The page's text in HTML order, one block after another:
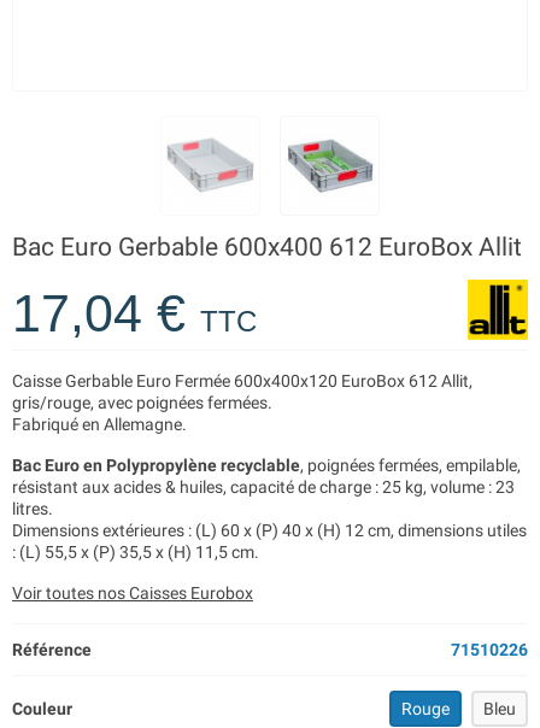
Bac Euro Gerbable 600x400 612 EuroBox Allit
17,04 € TTC
Caisse Gerbable Euro Fermée 600x400x120 EuroBox 612 Allit,
gris/rouge, avec poignées fermées.
Fabriqué en Allemagne.
Bac Euro en Polypropylène recyclable, poignées fermées, empilable,
résistant aux acides & huiles, capacité de charge : 25 kg, volume : 23
litres.
Dimensions extérieures : (L) 60 x (P) 40 x (H) 12 cm, dimensions utiles
: (L) 55,5 x (P) 35,5 x (H) 11,5 cm.
Voir toutes nos Caisses Eurobox
Référence 71510226
Couleur Rouge Bleu